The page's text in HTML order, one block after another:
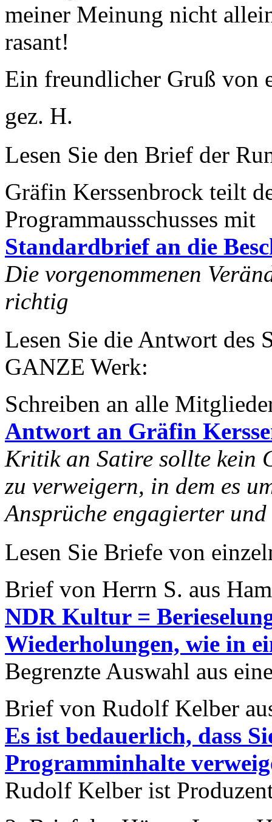
meiner Meinung nicht
rasant!
Ein freundlicher Gruß von
gez. H.
Lesen Sie den Brief der
Gräfin Kerssenbrock teilt
Programmausschusses mit
Standardbrief an die
Die vorgenommenen
richtig
Lesen Sie die Antwort des
GANZE Werk:
Schreiben an alle
Antwort an Gräfin
Kritik an Satire sollte kein
zu verweigern, in dem es
Ansprüche engagierter
Lesen Sie Briefe von
Brief von Herrn S. aus
NDR Kultur =
Wiederholungen, wie in
Begrenzte Auswahl aus
Brief von Rudolf Kelber
Es ist bedauerlich, dass
Programminhalte
Rudolf Kelber ist